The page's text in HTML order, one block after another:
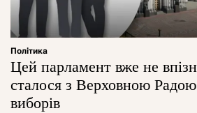
Політика
Цей парламент вже не
сталося з Верховною Радою
виборів